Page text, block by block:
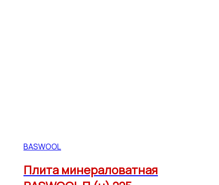
BASWOOL
Плита минераловатная